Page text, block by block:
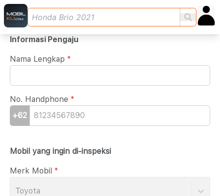
Informasi Pengaju
Nama Lengkap *
No. Handphone *
+62
Mobil yang ingin di-inspeksi
Merk Mobil *
Toyota